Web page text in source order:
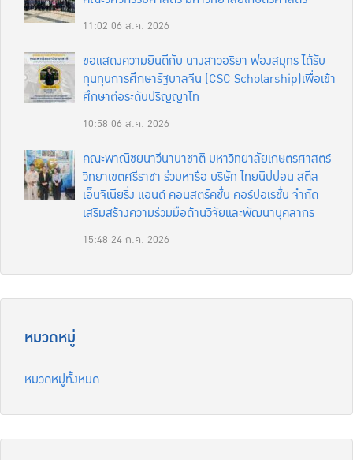
11:02 06 ส.ค. 2026
ขอแสดงความยินดีกับ นางสาวอริยา ฟองสมุทร ได้รับ
ทุนทุนการศึกษารัฐบาลจีน (CSC Scholarship)เพื่อเข้า
ศึกษาต่อระดับปริญญาโท
10:58 06 ส.ค. 2026
คณะพาณิชยนาวีนานาชาติ มหาวิทยาลัยเกษตรศาสตร์
วิทยาเขตศรีราชา ร่วมหารือ บริษัท ไทยนิปปอน สตีล
เอ็นจิเนียริ่ง แอนด์ คอนสตรัคชั่น คอร์ปอเรชั่น จำกัด
เสริมสร้างความร่วมมือด้านวิจัยและพัฒนาบุคลากร
15:48 24 ก.ค. 2026
หมวดหมู่
หมวดหมู่ทั้งหมด